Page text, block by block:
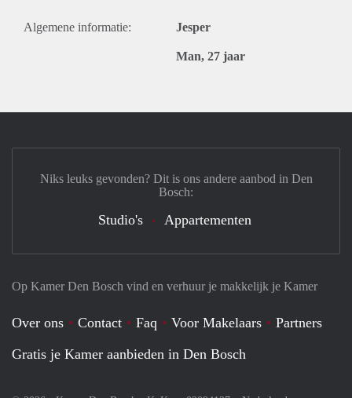
Algemene informatie: Jesper
Man, 27 jaar
Op Kamer Den Bosch vind en verhuur je makkelijk je Kamer
Over ons Contact Faq Voor Makelaars
Partners
Gratis je Kamer aanbieden in Den Bosch
Niks leuks gevonden? Dit is ons andere aanbod in Den
Bosch:
Studio's Appartementen